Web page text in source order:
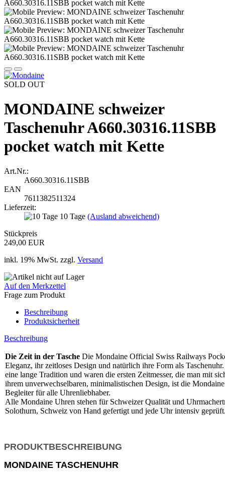
SOLD OUT
MONDAINE schweizer
Taschenuhr A660.30316.11SBB
pocket watch mit Kette
Art.Nr.:
A660.30316.11SBB
EAN
7611382511324
Lieferzeit:
10 Tage (Ausland abweichend)
Stückpreis
249,00 EUR
inkl. 19% MwSt. zzgl. Versand
Auf den Merkzettel
Frage zum Produkt
Beschreibung
Produktsicherheit
Beschreibung
Die Zeit in der Tasche Die Mondaine Official Swiss Railways
Eleganz, ihr zeitloses Design und natürlich ihre Form als
eine lange Tradition und waren die ersten Zeitmesser, die man mit
ihrem unverwechselbaren, minimalistischen Design, ist die
Begleiter für alle Uhrenliebhaber.
Alle Mondaine Uhren stehen für Schweizer Qualität und
Solothurn, Schweiz von Hand gefertigt und jede Uhr intensiv
PRODUKTBESCHREIBUNG
MONDAINE TASCHENUHR